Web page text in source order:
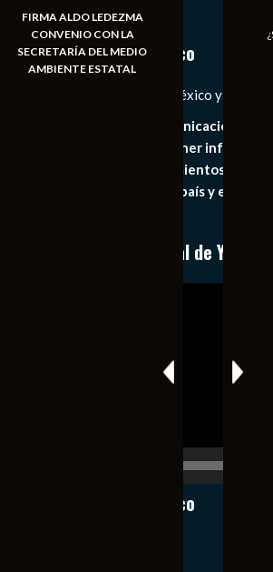
« Jul
Notiexpress de México
Las Noticias Diarias de México y el
Somos un medio de comunicación
principal objetivo mantener informado
general de los acontecimientos mas
importantes de nuestro país y el
Conoce nuestro canal de YouTube
Notiexpress de México
FIRMA ALDO LEDEZMA
CONVENIO CON LA
SECRETARÍA DEL MEDIO
AMBIENTE ESTATAL